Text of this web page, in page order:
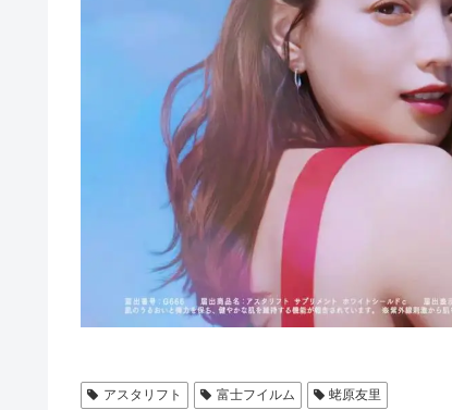
アスタリフト 富士フイルム 蛯原友里